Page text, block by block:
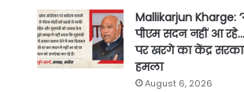
Mallikarjun Kharge:
पीएम सदन नहीं आ रहे…’
पर खरगे का केंद्र
हमला
August 6, 2026